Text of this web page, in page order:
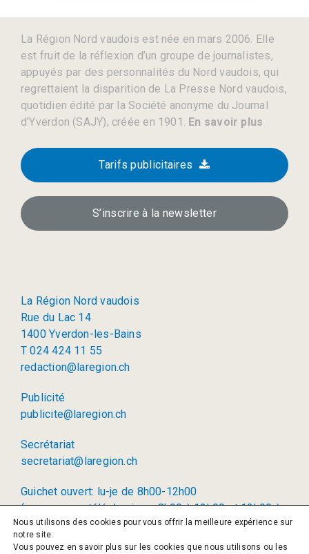
La Région Nord vaudois est née en mars 2006. Elle
est fruit de la réflexion d’un groupe de journalistes,
appuyés par des personnalités du Nord vaudois, qui
regrettaient la disparition de La Presse Nord vaudois,
quotidien édité par la Société anonyme du Journal
d’Yverdon (SAJY), créée en 1901. En savoir plus
Tarifs publicitaires
S’inscrire à la newsletter
La Région Nord vaudois
Rue du Lac 14
1400 Yverdon-les-Bains
T 024 424 11 55
redaction@laregion.ch
Publicité
publicite@laregion.ch
Secrétariat
secretariat@laregion.ch
Guichet ouvert: lu-je de 8h00-12h00
(permanence téléphonique: 8h00 à 12h00 et 13h00 à
17h00)
Nous utilisons des cookies pour vous offrir la meilleure expérience sur
notre site.
Vous pouvez en savoir plus sur les cookies que nous utilisons ou les